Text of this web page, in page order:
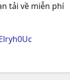
tải về miễn phí